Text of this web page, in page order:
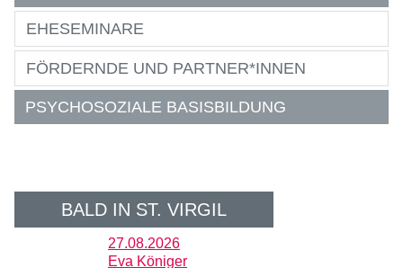
EHESEMINARE
FÖRDERNDE UND PARTNER*INNEN
PSYCHOSOZIALE BASISBILDUNG
BALD IN ST. VIRGIL
27.08.2026
Eva Königer